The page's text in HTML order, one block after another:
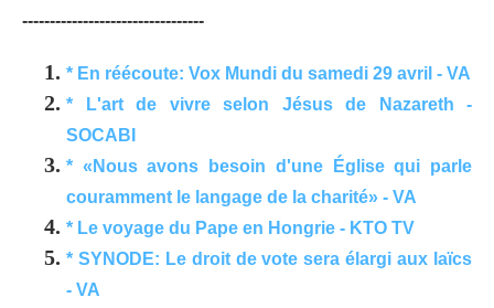
---------------------------------
* En réécoute: Vox Mundi du samedi 29 avril - VA
* L'art de vivre selon Jésus de Nazareth -
SOCABI
* «Nous avons besoin d'une Église qui parle
couramment le langage de la charité» - VA
* Le voyage du Pape en Hongrie - KTO TV
* SYNODE: Le droit de vote sera élargi aux laïcs
- VA